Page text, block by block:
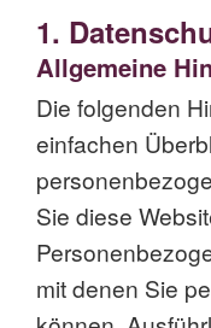
1.
Allgemeine
Die folgenden
einfachen
Sie diese
mit denen Sie